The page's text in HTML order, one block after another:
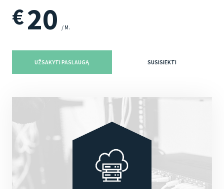
€20 / M.
UŽSAKYTI PASLAUGĄ SUSISIEKTI